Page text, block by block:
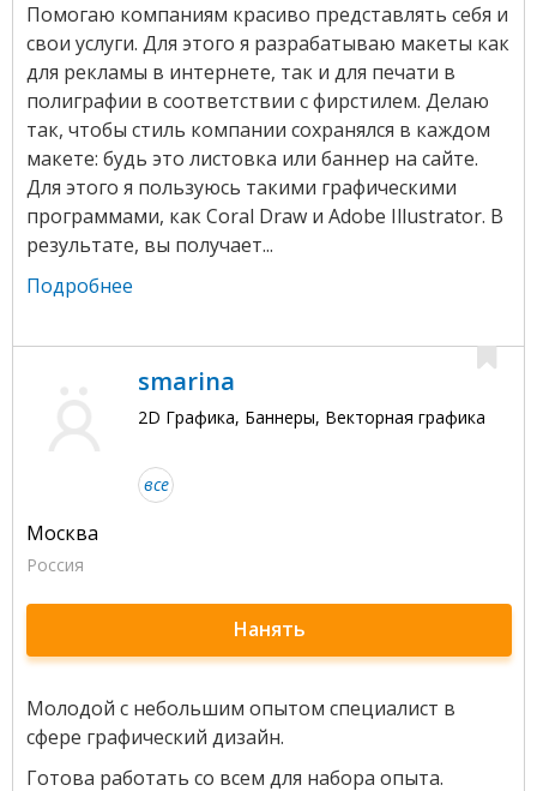
Помогаю компаниям красиво представлять себя и
свои услуги. Для этого я разрабатываю макеты как
для рекламы в интернете, так и для печати в
полиграфии в соответствии с фирстилем. Делаю
так, чтобы стиль компании сохранялся в каждом
макете: будь это листовка или баннер на сайте.
Для этого я пользуюсь такими графическими
программами, как Coral Draw и Adobe Illustrator. В
результате, вы получает...
Подробнее
smarina
2D Графика, Баннеры, Векторная графика
все
Москва
Россия
Нанять
Молодой с небольшим опытом специалист в
сфере графический дизайн.
Готова работать со всем для набора опыта.